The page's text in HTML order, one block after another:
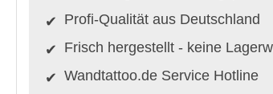
Profi-Qualität aus Deutschland
Frisch hergestellt - keine
Wandtattoo.de Service Hotline